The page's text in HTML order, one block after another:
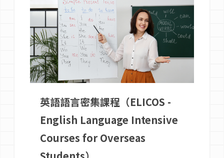
英語語言密集課程（ELICOS -
English Language Intensive
Courses for Overseas